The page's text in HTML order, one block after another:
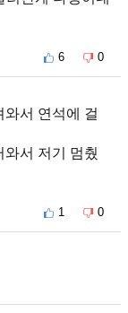
6 0
서 연석에 걸
서 저기 멈췄
1 0